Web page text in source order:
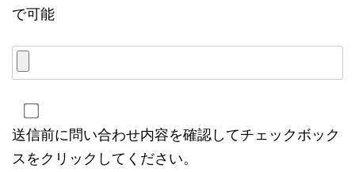
で可能
送信前に問い合わせ内容を確認してチェックボック
スをクリックしてください。